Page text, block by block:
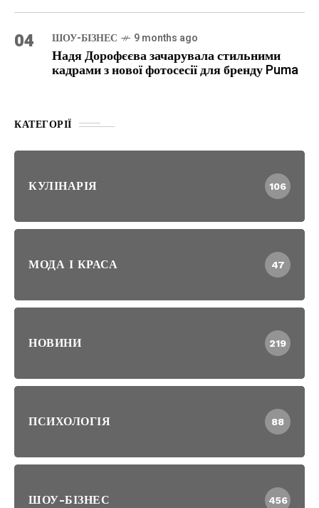
04 ШОУ-БІЗНЕС 9 months ago
Надя Дорофєєва зачарувала стильними
кадрами з нової фотосесії для бренду Puma
КАТЕГОРІЇ
КУЛІНАРІЯ 106
МОДА І КРАСА 47
НОВИНИ 219
ПСИХОЛОГІЯ 88
ШОУ-БІЗНЕС 456